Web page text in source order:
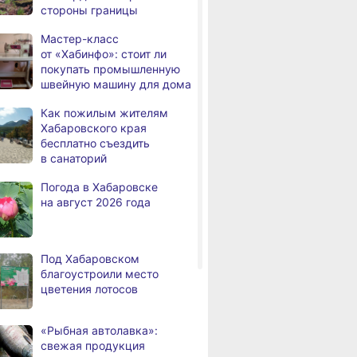
медалями «За спасение
В Николаевске-на-Амуре
по нацпроекту капитально
ремонтируют кровлю Дома
В Хабаровске
на общественный транспорт
наносят слоганы
В Николаевске-на-Амуре
Федеральный эксперт
высоко оценил спортивную
инфраструктуру
Дебаркадеры с памятными
именами начали строить
стороны границы
Мастер-класс
от «Хабинфо»: стоит ли
покупать промышленную
швейную машину для дома
Как пожилым жителям
Хабаровского края
бесплатно съездить
в санаторий
Погода в Хабаровске
на август 2026 года
Под Хабаровском
благоустроили место
цветения лотосов
«Рыбная автолавка»:
свежая продукция